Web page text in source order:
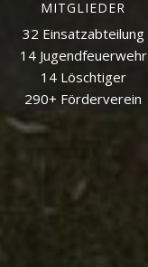
MITGLIEDER
32 Einsatzabteilung
14 Jugendfeuerwehr
14 Löschtiger
290+ Förderverein